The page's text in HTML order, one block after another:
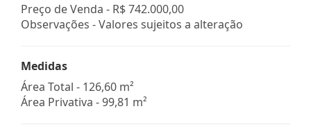
Preço de Venda - R$ 742.000,00
Observações - Valores sujeitos a alteração
Medidas
Área Total - 126,60 m²
Área Privativa - 99,81 m²